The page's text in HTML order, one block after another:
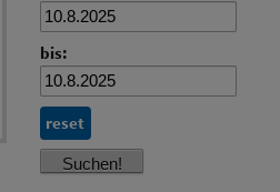
bis:
reset